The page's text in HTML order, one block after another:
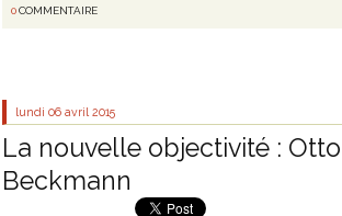
0COMMENTAIRE
lundi 06 avril 2015
La nouvelle objectivité :
Beckmann